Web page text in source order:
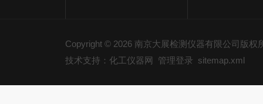
Copyright © 2026 南京大展检测仪器有限公司版权
技术支持：化工仪器网
管理登录 sitemap.xml